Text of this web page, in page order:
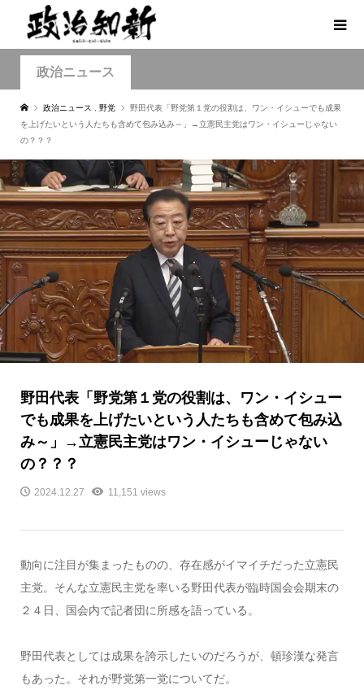
政治ニュース
政治ニュース 野党
野田代表「野党第１党の役割は、ワン・イシューでも成果
を上げたいという人たちも含めて包み込み～」→立憲民主党はワン・イシューじゃない
の？？？
野田代表「野党第１党の役割は、ワン・イシュー
でも成果を上げたいという人たちも含めて包み込
み～」→立憲民主党はワン・イシューじゃない
の？？？
2024.12.27 11,151 views
動向に注目が集まったものの、存在感がイマイチだった立憲民
主党。そんな立憲民主党を率いる野田代表が臨時国会会期末の
２４日、国会内で記者団に所感を語っている。
野田代表としては成果を誇示したいのだろうが、頓珍漢な発言
もあった。それが野党第一党についてだ。